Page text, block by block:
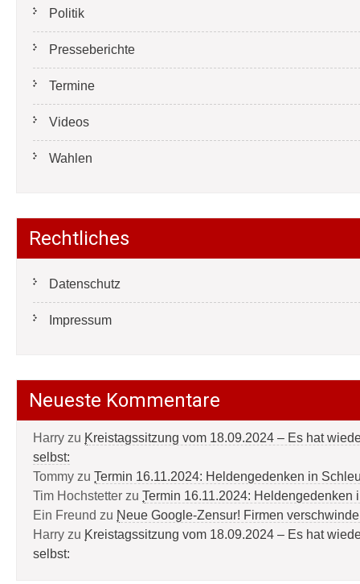
Politik
Presseberichte
Termine
Videos
Wahlen
Rechtliches
Datenschutz
Impressum
Neueste Kommentare
Harry zu Kreistagssitzung vom 18.09.2024 – Es hat
selbst:
Tommy zu Termin 16.11.2024: Heldengedenken in
Tim Hochstetter zu Termin 16.11.2024: Heldengedenken
Ein Freund zu Neue Google-Zensur! Firmen
Harry zu Kreistagssitzung vom 18.09.2024 – Es hat
selbst: